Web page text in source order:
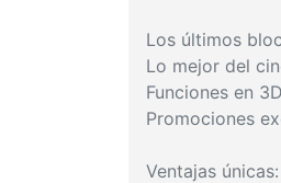
Los últimos
Lo mejor del
Funciones en
Promociones
Ventajas únicas: